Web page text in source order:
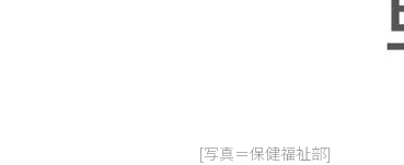
[写真＝保健福祉部]